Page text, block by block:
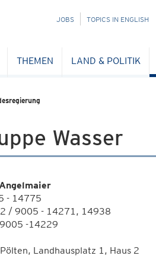
NAVIGATION
JOBS TOPICS IN ENGLISH
THEMEN LAND & POLITIK
Wasser
- 14775
/ 9005 - 14271, 14938
-14229
Landhausplatz 1, Haus 2